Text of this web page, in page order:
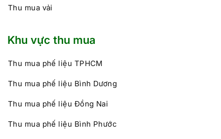
Thu mua vải
Khu vực thu mua
Thu mua phế liệu TPHCM
Thu mua phế liệu Bình Dương
Thu mua phế liệu Đồng Nai
Thu mua phế liệu Bình Phước